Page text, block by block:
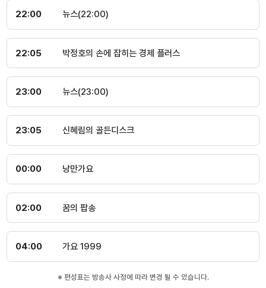
22:00 뉴스(22:00)
22:05 박정호의 손에 잡히는 경제 플러스
23:00 뉴스(23:00)
23:05 신혜림의 골든디스크
00:00 낭만가요
02:00 꿈의 팝송
04:00 가요 1999
※ 편성표는 방송사 사정에 따라 변경 될 수 있습니다.